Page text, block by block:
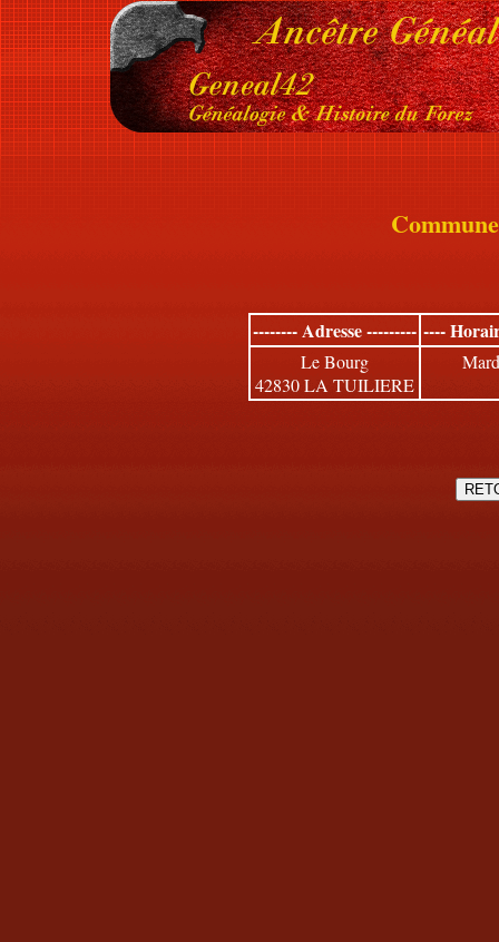
-------- Adresse --------- ----
Le Bourg
42830 LA TUILIERE